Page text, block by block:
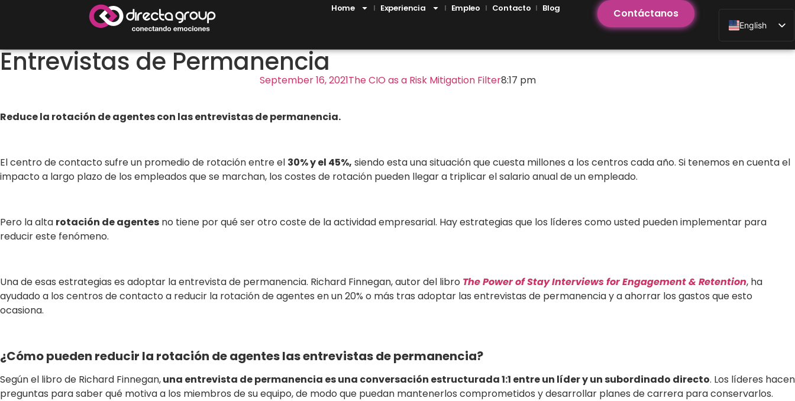
Contáctanos
English
Home Experiencia Empleo Contacto Blog
Entrevistas de Permanencia
September 16, 2021The CIO as a Risk Mitigation Filter8:17 pm
Reduce la rotación de agentes con las entrevistas de permanencia.
El centro de contacto sufre un promedio de rotación entre el 30% y el 45%, siendo esta una situación que cuesta millones a los centros cada año. Si tenemos en cuenta el
impacto a largo plazo de los empleados que se marchan, los costes de rotación pueden llegar a triplicar el salario anual de un empleado.
Pero la alta rotación de agentes no tiene por qué ser otro coste de la actividad empresarial. Hay estrategias que los líderes como usted pueden implementar para
reducir este fenómeno.
Una de esas estrategias es adoptar la entrevista de permanencia. Richard Finnegan, autor del libro The Power of Stay Interviews for Engagement & Retention, ha
ayudado a los centros de contacto a reducir la rotación de agentes en un 20% o más tras adoptar las entrevistas de permanencia y a ahorrar los gastos que esto
ocasiona.
¿Cómo pueden reducir la rotación de agentes las entrevistas de permanencia?
Según el libro de Richard Finnegan,una entrevista de permanencia es una conversación estructurada 1:1 entre un líder y un subordinado directo. Los líderes hacen
preguntas para saber qué motiva a los miembros de su equipo, de modo que puedan mantenerlos comprometidos y desarrollar planes de carrera para conservarlos.